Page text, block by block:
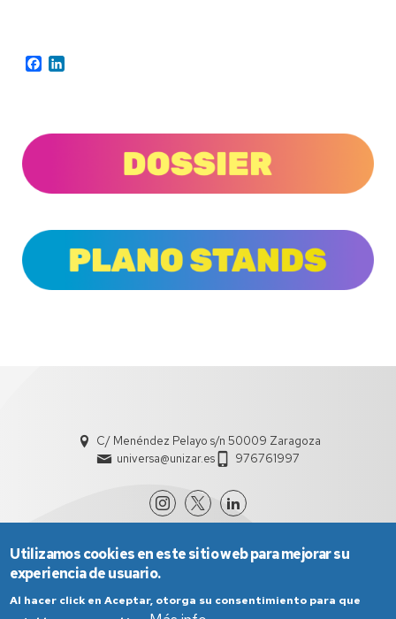
Facebook
C/ Menéndez Pelayo s/n 50009 Zaragoza
universa@unizar.es
976761997
Utilizamos cookies en este sitio web para mejorar su
experiencia de usuario.
Al hacer click en Aceptar, otorga su consentimiento para que